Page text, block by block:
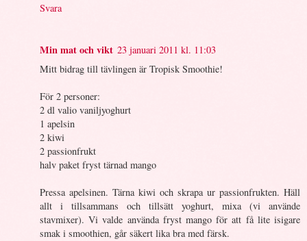
Svara
Min mat och vikt 23 januari 2011 kl. 11:03
Mitt bidrag till tävlingen är Tropisk Smoothie!
För 2 personer:
2 dl valio vaniljyoghurt
1 apelsin
2 kiwi
2 passionfrukt
halv paket fryst tärnad mango
Pressa apelsinen. Tärna kiwi och skrapa ur passionfrukten. Häll
allt i tillsammans och tillsätt yoghurt, mixa (vi använde
stavmixer). Vi valde använda fryst mango för att få lite isigare
smak i smoothien, går säkert lika bra med färsk.